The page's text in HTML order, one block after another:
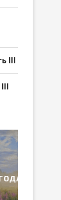
III